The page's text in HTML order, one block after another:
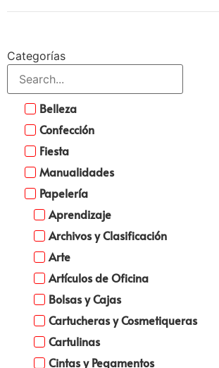
Categorías
Belleza
Confección
Fiesta
Manualidades
Papelería
Aprendizaje
Archivos y Clasificación
Arte
Artículos de Oficina
Bolsas y Cajas
Cartucheras y Cosmetiqueras
Cartulinas
Cintas y Pegamentos